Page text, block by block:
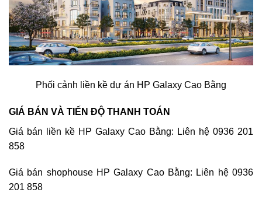
Phối cảnh liền kề dự án HP Galaxy Cao Bằng
GIÁ BÁN VÀ TIẾN ĐỘ THANH TOÁN
Giá bán liền kề HP Galaxy Cao Bằng: Liên hệ 0936 201
858
Giá bán shophouse HP Galaxy Cao Bằng: Liên hệ 0936
201 858